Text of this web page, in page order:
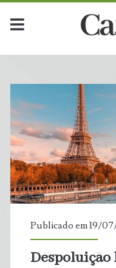
Publicado em 19/